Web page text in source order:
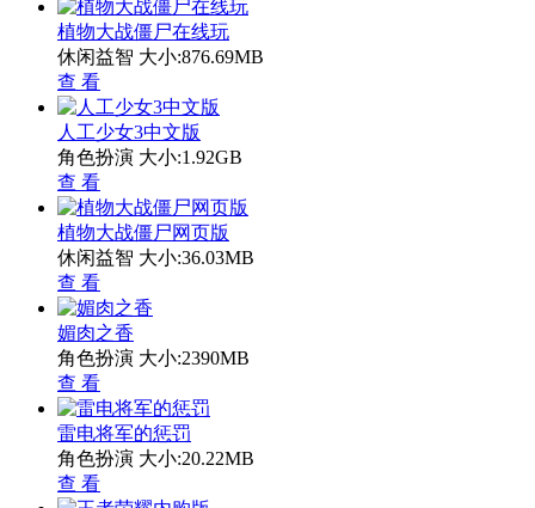
植物大战僵尸在线玩
休闲益智 大小:876.69MB
查 看
人工少女3中文版
角色扮演 大小:1.92GB
查 看
植物大战僵尸网页版
休闲益智 大小:36.03MB
查 看
媚肉之香
角色扮演 大小:2390MB
查 看
雷电将军的惩罚
角色扮演 大小:20.22MB
查 看